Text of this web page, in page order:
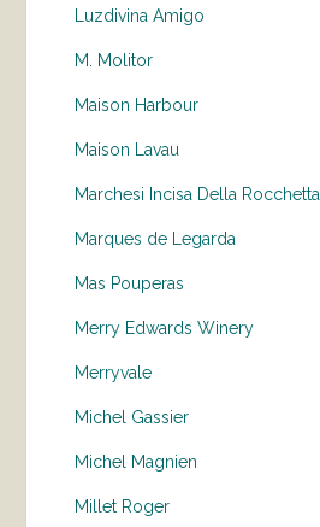
Luzdivina Amigo
M. Molitor
Maison Harbour
Maison Lavau
Marchesi Incisa Della Rocchetta
Marques de Legarda
Mas Pouperas
Merry Edwards Winery
Merryvale
Michel Gassier
Michel Magnien
Millet Roger